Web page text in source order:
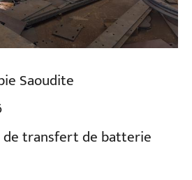
Saoudite
de transfert de batterie